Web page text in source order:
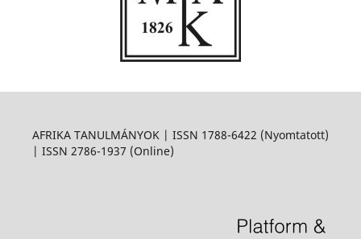
AFRIKA TANULMÁNYOK | ISSN 1788-6422 (Nyomtatott)
| ISSN 2786-1937 (Online)